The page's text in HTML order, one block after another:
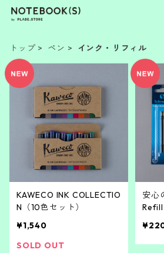
トップ ペン インク・リフィル
KAWECO INK COLLECTIO
N（10色セット）
¥1,540
SOLD OUT
安心
Refill